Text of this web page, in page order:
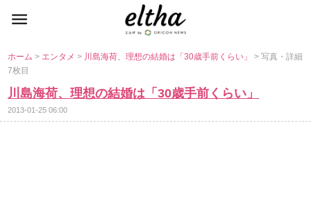
ホーム> エンタメ> 川島海荷、理想の結婚は「30歳手前くらい」> 写真・詳細
7枚目
川島海荷、理想の結婚は「30歳手前くらい」
2013-01-25 06:00